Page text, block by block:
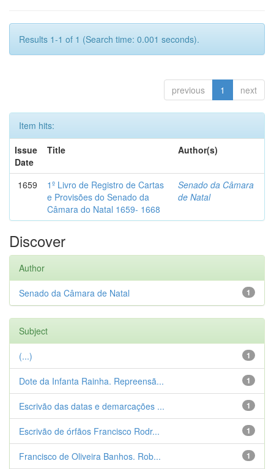
Results 1-1 of 1 (Search time: 0.001 seconds).
previous 1 next
Item hits:
Issue
Date
Title Author(s)
1659
1º Livro de Registro de Cartas
e Provisões do Senado da
Câmara do Natal 1659- 1668
Senado da Câmara
de Natal
Discover
Author
1
Senado da Câmara de Natal
Subject
1
(...)
1
Dote da Infanta Rainha. Repreensã...
1
Escrivão das datas e demarcações ...
1
Escrivão de órfãos Francisco Rodr...
1
Francisco de Oliveira Banhos. Rob...